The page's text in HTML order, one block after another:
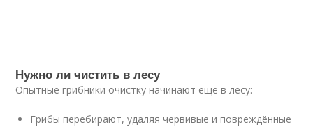
Нужно ли чистить в лесу
Опытные грибники очистку начинают ещё в лесу:
Грибы перебирают, удаляя червивые и повреждённые